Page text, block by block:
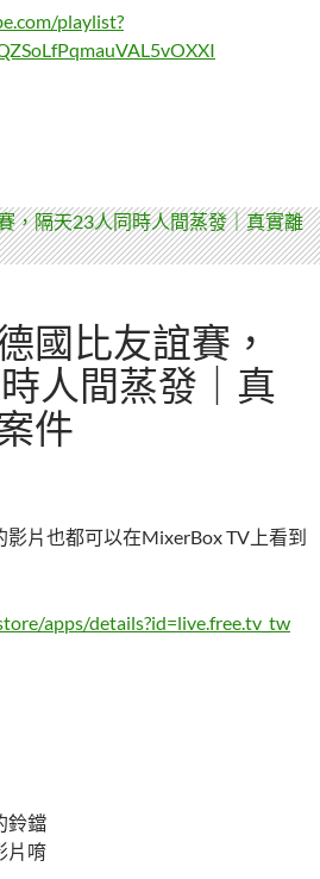
playlist?
女主播失蹤六年，最後在人體展覽
國比友誼賽，
人間蒸發｜真
件
片也都可以在MixerBox TV上看到
apps/details?id=live.free.tv_tw
鈴鐺
片唷